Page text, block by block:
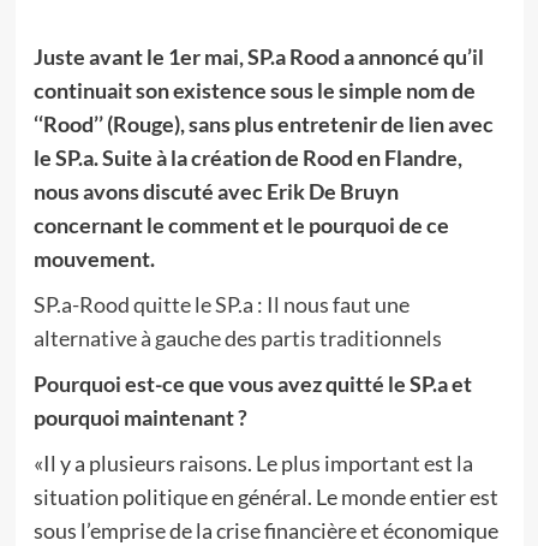
Juste avant le 1er mai, SP.a Rood a annoncé qu’il
continuait son existence sous le simple nom de
‘‘Rood’’ (Rouge), sans plus entretenir de lien avec
le SP.a. Suite à la création de Rood en Flandre,
nous avons discuté avec Erik De Bruyn
concernant le comment et le pourquoi de ce
mouvement.
SP.a-Rood quitte le SP.a : Il nous faut une
alternative à gauche des partis traditionnels
Pourquoi est-ce que vous avez quitté le SP.a et
pourquoi maintenant ?
«Il y a plusieurs raisons. Le plus important est la
situation politique en général. Le monde entier est
sous l’emprise de la crise financière et économique